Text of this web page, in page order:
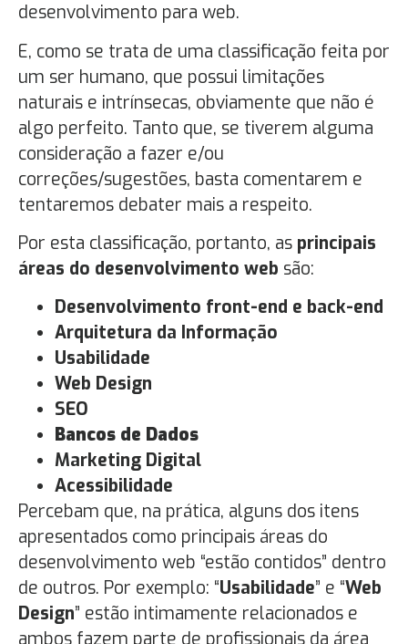
desenvolvimento para web.
E, como se trata de uma classificação feita por
um ser humano, que possui limitações
naturais e intrínsecas, obviamente que não é
algo perfeito. Tanto que, se tiverem alguma
consideração a fazer e/ou
correções/sugestões, basta comentarem e
tentaremos debater mais a respeito.
Por esta classificação, portanto, as principais
áreas do desenvolvimento web são:
Desenvolvimento front-end e back-end
Arquitetura da Informação
Usabilidade
Web Design
SEO
Bancos de Dados
Marketing Digital
Acessibilidade
Percebam que, na prática, alguns dos itens
apresentados como principais áreas do
desenvolvimento web “estão contidos” dentro
de outros. Por exemplo: “Usabilidade” e “Web
Design” estão intimamente relacionados e
ambos fazem parte de profissionais da área